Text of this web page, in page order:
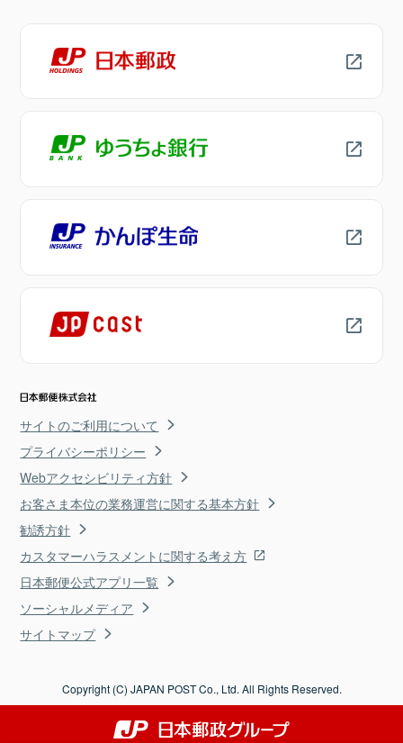
サイトのご利用について
プライバシーポリシー
Webアクセシビリティ方針
お客さま本位の業務運営に関する基本方針
勧誘方針
カスタマーハラスメントに関する考え方
日本郵便公式アプリ一覧
ソーシャルメディア
サイトマップ
Copyright (C) JAPAN POST Co., Ltd. All Rights Reserved.